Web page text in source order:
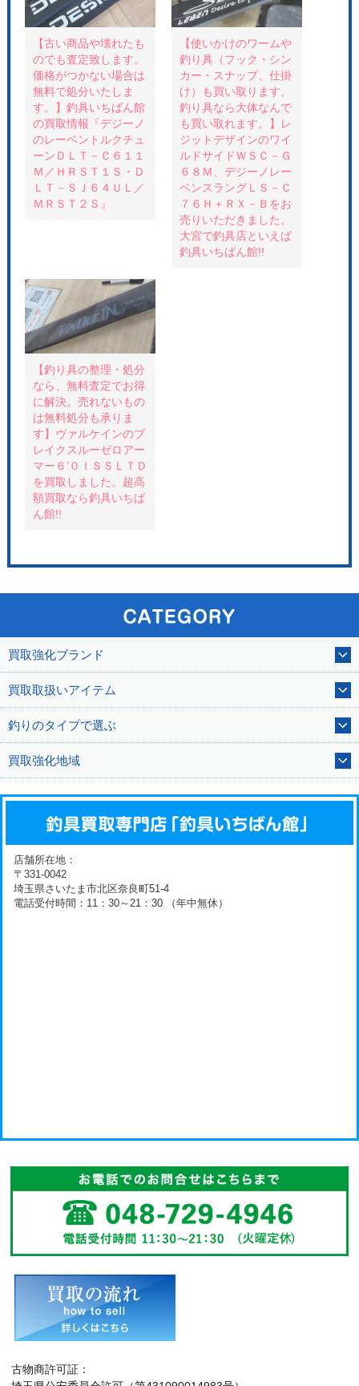
t
e
r
共
有
(
新
し
い
ウ
ィ
ン
ド
ウ
で
開
き
ま
す
有
す
る
は
ク
リ
ッ
ク
し
て
く
だ
い
(
新
し
い
ウ
ィ
ン
e
t
で
共
有
(
新
し
い
ウ
ィ
ン
ド
ウ
で
開
き
ま
【古い商品や壊れたも
のでも査定致します。
価格がつかない場合は
無料で処分いたしま
す。】釣具いちばん館
の買取情報『デジーノ
のレーベントルクチュ
ーンＤＬＴ－Ｃ６１１
Ｍ／ＨＲＳＴ１Ｓ・Ｄ
ＬＴ－ＳＪ６４ＵＬ／
ＭＲＳＴ２Ｓ』
【使いかけのワームや
釣り具（フック・シン
カー・スナップ、仕掛
け）も買い取ります。
釣り具なら大体なんで
も買い取れます。】レ
ジットデザインのワイ
ルドサイドＷＳＣ－Ｇ
６８Ｍ、デジーノレー
ベンスラングＬＳ－Ｃ
７６Ｈ＋ＲＸ－Ｂをお
売りいただきました。
大宮で釣具店といえば
釣具いちばん館!!
【釣り具の整理・処分
なら、無料査定でお得
に解決。売れないもの
は無料処分も承りま
す】ヴァルケインのブ
レイクスルーゼロアー
マー６’０ＩＳＳＬＴＤ
を買取しました。超高
額買取なら釣具いちば
ん館!!
買取強化ブランド
買取取扱いアイテム
釣りのタイプで選ぶ
買取強化地域
店舗所在地：
〒331-0042
埼玉県さいたま市北区奈良町51-4
電話受付時間：11：30～21：30 （年中無休）
古物商許可証：